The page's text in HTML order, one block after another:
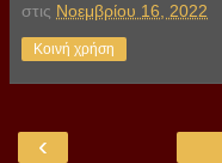
στις Νοεμβρίου 16, 2022
Κοινή χρήση
‹